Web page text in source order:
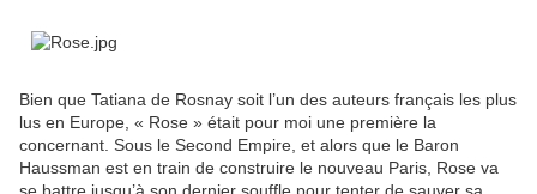
Bien que Tatiana de Rosnay soit l’un des auteurs français les plus
lus en Europe, « Rose » était pour moi une première la
concernant. Sous le Second Empire, et alors que le Baron
Haussman est en train de construire le nouveau Paris, Rose va